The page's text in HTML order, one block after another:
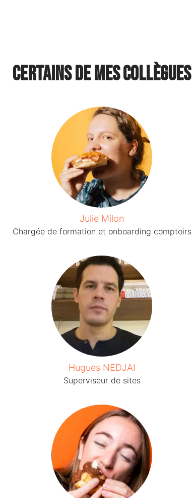
Certains de mes collègues
Julie Milon
Chargée de formation et onboarding comptoirs
Hugues NEDJAI
Superviseur de sites